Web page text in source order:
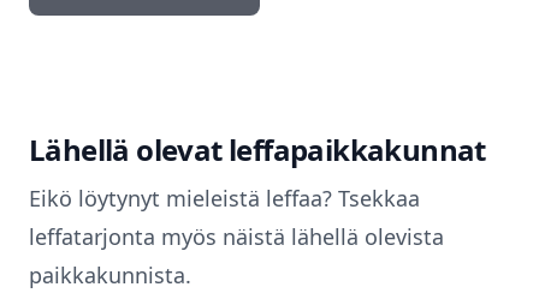
Lähellä olevat leffapaikkakunnat
Eikö löytynyt mieleistä leffaa? Tsekkaa
leffatarjonta myös näistä lähellä olevista
paikkakunnista.